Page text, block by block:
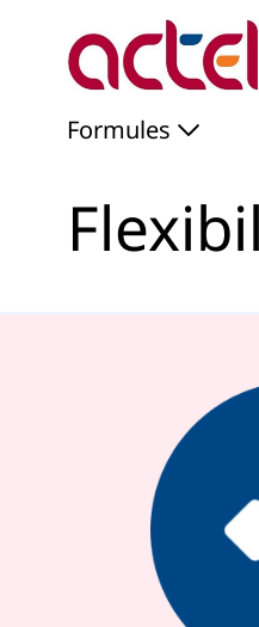
Saut au contenu principal
Flexibilité
Formules